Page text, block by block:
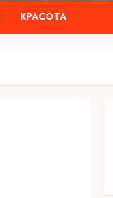
КРАСОТА